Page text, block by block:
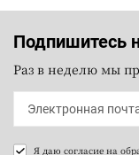
Подпишитесь
Раз в неделю мы
Я даю согласие на